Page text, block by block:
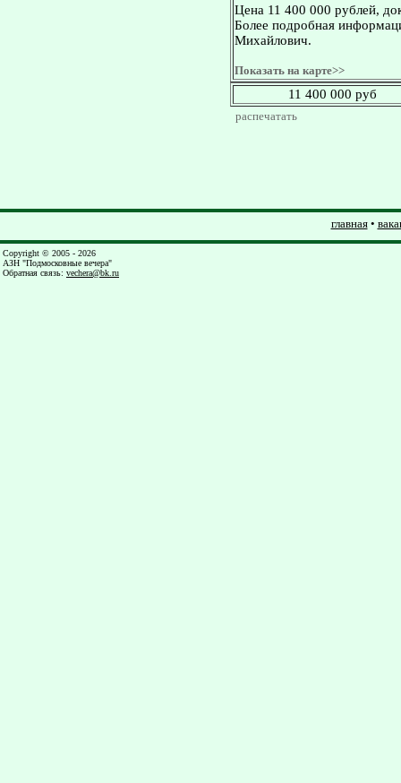
Цена 11 400 000 рублей,
Более подробная
Михайлович.
Показать на карте>>
11 400 000 руб
распечатать
главная•
Copyright © 2005 - 2026
АЗН "Подмосковные вечера"
Обратная связь: vechera@bk.ru